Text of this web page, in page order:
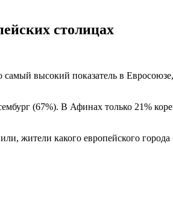
столицах
высокий показатель в Евросоюзе,
(67%). В Афинах только 21%
жители какого европейского города